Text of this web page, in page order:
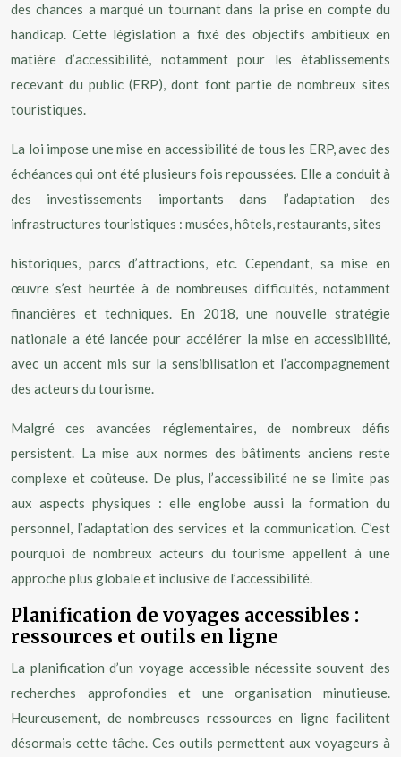
des chances a marqué un tournant dans la prise en compte du
handicap. Cette législation a fixé des objectifs ambitieux en
matière d’accessibilité, notamment pour les établissements
recevant du public (ERP), dont font partie de nombreux sites
touristiques.
La loi impose une mise en accessibilité de tous les ERP, avec des
échéances qui ont été plusieurs fois repoussées. Elle a conduit à
des investissements importants dans l’adaptation des
infrastructures touristiques : musées, hôtels, restaurants, sites
historiques, parcs d’attractions, etc. Cependant, sa mise en
œuvre s’est heurtée à de nombreuses difficultés, notamment
financières et techniques. En 2018, une nouvelle stratégie
nationale a été lancée pour accélérer la mise en accessibilité,
avec un accent mis sur la sensibilisation et l’accompagnement
des acteurs du tourisme.
Malgré ces avancées réglementaires, de nombreux défis
persistent. La mise aux normes des bâtiments anciens reste
complexe et coûteuse. De plus, l’accessibilité ne se limite pas
aux aspects physiques : elle englobe aussi la formation du
personnel, l’adaptation des services et la communication. C’est
pourquoi de nombreux acteurs du tourisme appellent à une
approche plus globale et inclusive de l’accessibilité.
Planification de voyages accessibles :
ressources et outils en ligne
La planification d’un voyage accessible nécessite souvent des
recherches approfondies et une organisation minutieuse.
Heureusement, de nombreuses ressources en ligne facilitent
désormais cette tâche. Ces outils permettent aux voyageurs à